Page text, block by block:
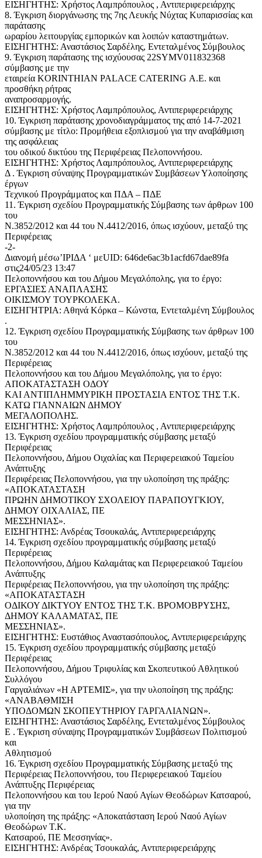
ΕΙΣΗΓΗΤΗΣ: Χρήστος Λαμπρόπουλος , Αντιπεριφερειάρχης
8. Έγκριση διοργάνωσης της 7ης Λευκής Νύχτας Κυπαρισσίας και
παράτασης
ωραρίου λειτουργίας εμπορικών και λοιπών καταστημάτων.
ΕΙΣΗΓΗΤΗΣ: Αναστάσιος Σαρδέλης, Εντεταλμένος Σύμβουλος
9. Έγκριση παράτασης της ισχύουσας 22SYMV011832368
σύμβασης με την
εταιρεία KORINTHIAN PALACE CATERING Α.Ε. και
προσθήκη ρήτρας
αναπροσαρμογής.
ΕΙΣΗΓΗΤΗΣ: Χρήστος Λαμπρόπουλος, Αντιπεριφερειάρχης
10. Έγκριση παράτασης χρονοδιαγράμματος της από 14-7-2021
σύμβασης με τίτλο: Προμήθεια εξοπλισμού για την αναβάθμιση
της ασφάλειας
του οδικού δικτύου της Περιφέρειας Πελοποννήσου.
ΕΙΣΗΓΗΤΗΣ: Χρήστος Λαμπρόπουλος, Αντιπεριφερειάρχης
Δ . Έγκριση σύναψης Προγραμματικών Συμβάσεων Υλοποίησης
έργων
Τεχνικού Προγράμματος και ΠΔΑ – ΠΔΕ
11. Έγκριση σχεδίου Προγραμματικής Σύμβασης των άρθρων 100
του
Ν.3852/2012 και 44 του Ν.4412/2016, όπως ισχύουν, μεταξύ της
Περιφέρειας
-2-
Διανομή μέσω’ΙΡΙΔΑ ‘ μεUID: 646de6ac3b1acfd67dae89fa
στις24/05/23 13:47
Πελοποννήσου και του Δήμου Μεγαλόπολης, για το έργο:
ΕΡΓΑΣΙΕΣ ΑΝΑΠΛΑΣΗΣ
ΟΙΚΙΣΜΟΥ ΤΟΥΡΚΟΛΕΚΑ.
ΕΙΣΗΓΗΤΡΙΑ: Αθηνά Κόρκα – Κώνστα, Εντεταλμένη Σύμβουλος
.
12. Έγκριση σχεδίου Προγραμματικής Σύμβασης των άρθρων 100
του
Ν.3852/2012 και 44 του Ν.4412/2016, όπως ισχύουν, μεταξύ της
Περιφέρειας
Πελοποννήσου και του Δήμου Μεγαλόπολης, για το έργο:
ΑΠΟΚΑΤΑΣΤΑΣΗ ΟΔΟΥ
ΚΑΙ ΑΝΤΙΠΛΗΜΜΥΡΙΚΗ ΠΡΟΣΤΑΣΙΑ ΕΝΤΟΣ ΤΗΣ Τ.Κ.
ΚΑΤΩ ΓΙΑΝΝΑΙΩΝ ΔΗΜΟΥ
ΜΕΓΑΛΟΠΟΛΗΣ.
ΕΙΣΗΓΗΤΗΣ: Χρήστος Λαμπρόπουλος , Αντιπεριφερειάρχης
13. Έγκριση σχεδίου προγραμματικής σύμβασης μεταξύ
Περιφέρειας
Πελοποννήσου, Δήμου Οιχαλίας και Περιφερειακού Ταμείου
Ανάπτυξης
Περιφέρειας Πελοποννήσου, για την υλοποίηση της πράξης:
«ΑΠΟΚΑΤΑΣΤΑΣΗ
ΠΡΩΗΝ ΔΗΜΟΤΙΚΟΥ ΣΧΟΛΕΙΟΥ ΠΑΡΑΠΟΥΓΚΙΟΥ,
ΔΗΜΟΥ ΟΙΧΑΛΙΑΣ, ΠΕ
ΜΕΣΣΗΝΙΑΣ».
ΕΙΣΗΓΗΤΗΣ: Ανδρέας Τσουκαλάς, Αντιπεριφερειάρχης
14. Έγκριση σχεδίου προγραμματικής σύμβασης μεταξύ
Περιφέρειας
Πελοποννήσου, Δήμου Καλαμάτας και Περιφερειακού Ταμείου
Ανάπτυξης
Περιφέρειας Πελοποννήσου, για την υλοποίηση της πράξης:
«ΑΠΟΚΑΤΑΣΤΑΣΗ
ΟΔΙΚΟΥ ΔΙΚΤΥΟΥ ΕΝΤΟΣ ΤΗΣ Τ.Κ. ΒΡΟΜΟΒΡΥΣΗΣ,
ΔΗΜΟΥ ΚΑΛΑΜΑΤΑΣ, ΠΕ
ΜΕΣΣΗΝΙΑΣ».
ΕΙΣΗΓΗΤΗΣ: Ευστάθιος Αναστασόπουλος, Αντιπεριφερειάρχης
15. Έγκριση σχεδίου προγραμματικής σύμβασης μεταξύ
Περιφέρειας
Πελοποννήσου, Δήμου Τριφυλίας και Σκοπευτικού Αθλητικού
Συλλόγου
Γαργαλιάνων «Η ΑΡΤΕΜΙΣ», για την υλοποίηση της πράξης:
«ΑΝΑΒΑΘΜΙΣΗ
ΥΠΟΔΟΜΩΝ ΣΚΟΠΕΥΤΗΡΙΟΥ ΓΑΡΓΑΛΙΑΝΩΝ».
ΕΙΣΗΓΗΤΗΣ: Αναστάσιος Σαρδέλης, Εντεταλμένος Σύμβουλος
Ε . Έγκριση σύναψης Προγραμματικών Συμβάσεων Πολιτισμού
και
Αθλητισμού
16. Έγκριση σχεδίου Προγραμματικής Σύμβασης μεταξύ της
Περιφέρειας Πελοποννήσου, του Περιφερειακού Ταμείου
Ανάπτυξης Περιφέρειας
Πελοποννήσου και του Ιερού Ναού Αγίων Θεοδώρων Κατσαρού,
για την
υλοποίηση της πράξης: «Αποκατάσταση Ιερού Ναού Αγίων
Θεοδώρων Τ.Κ.
Κατσαρού, ΠΕ Μεσσηνίας».
ΕΙΣΗΓΗΤΗΣ: Ανδρέας Τσουκαλάς, Αντιπεριφερειάρχης